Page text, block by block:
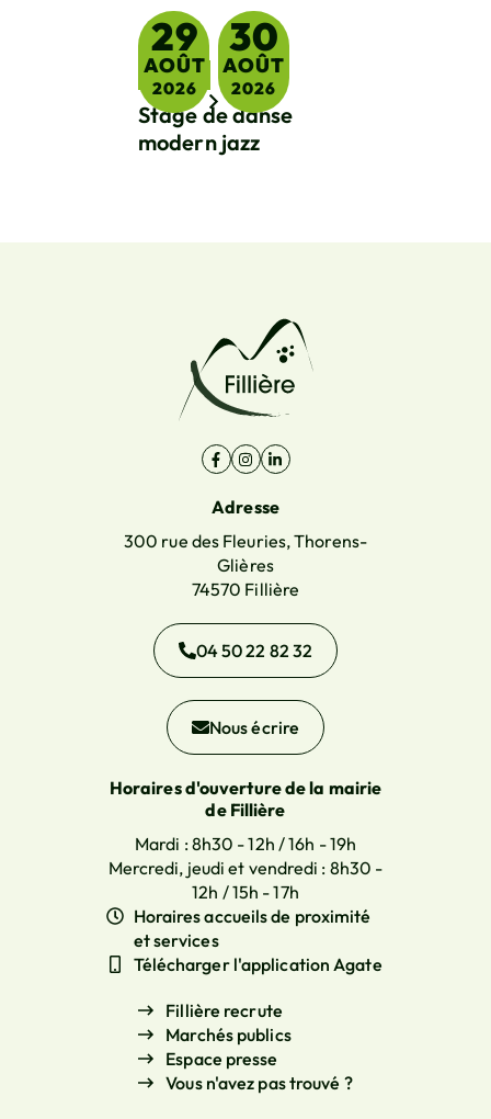
Du
29
AOÛT
2026
au
30
AOÛT
2026
Sport
Stage de danse
modern jazz
Facebook
(ouverture dans un nouvel onglet)
Instagram
(ouverture dans un nouvel onglet)
Linkedin
(ouverture dans un nouvel
Adresse
300 rue des Fleuries, Thorens-
Glières
74570 Fillière
04 50 22 82 32
Nous écrire
Horaires d'ouverture de la mairie
de Fillière
Mardi : 8h30 - 12h / 16h - 19h
Mercredi, jeudi et vendredi : 8h30 -
12h / 15h - 17h
Horaires accueils de proximité
et services
Télécharger l'application Agate
Fillière recrute
Marchés publics
Espace presse
Vous n'avez pas trouvé ?